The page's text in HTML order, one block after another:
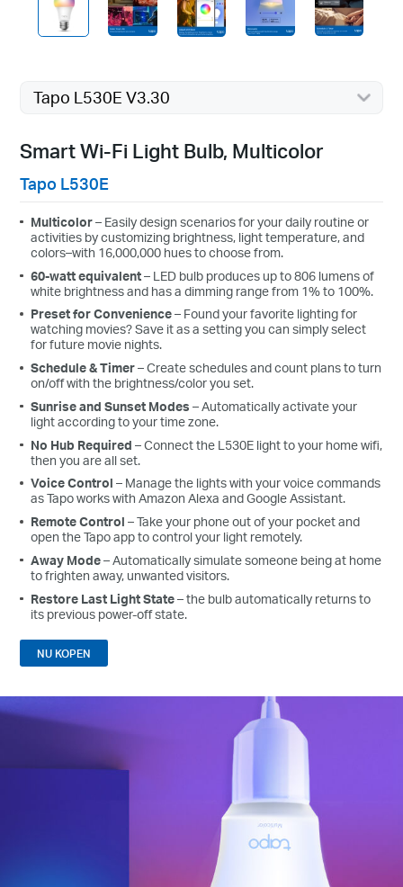
Tapo L530E V3.30
Smart Wi-Fi Light Bulb, Multicolor
Tapo L530E
Multicolor– Easily design scenarios for your daily routine or
activities by customizing brightness, light temperature, and
colors–with 16,000,000 hues to choose from.
60-watt equivalent– LED bulb produces up to 806 lumens of
white brightness and has a dimming range from 1% to 100%.
Preset for Convenience– Found your favorite lighting for
watching movies? Save it as a setting you can simply select
for future movie nights.
Schedule & Timer–Create schedules and count plans to turn
on/off with the brightness/color you set.
Sunrise and Sunset Modes – Automatically activate your
light according to your time zone.
No Hub Required– Connect the L530E light to your home wifi,
then you are all set.
Voice Control– Manage the lights with your voice commands
as Tapo works with Amazon Alexa and Google Assistant.
Remote Control– Take your phone out of your pocket and
open the Tapo app to control your light remotely.
Away Mode– Automatically simulate someone being at home
to frighten away, unwanted visitors.
Restore Last Light State– the bulb automatically returns to
its previous power-off state.
NU KOPEN